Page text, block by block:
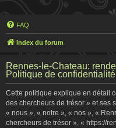
FAQ
Index du forum
Rennes-le-Chateau:
Politique de confidentialité
Cette politique explique en détail
des chercheurs de trésor » et ses
« nous », « notre », « nos », «
chercheurs de trésor », « https://